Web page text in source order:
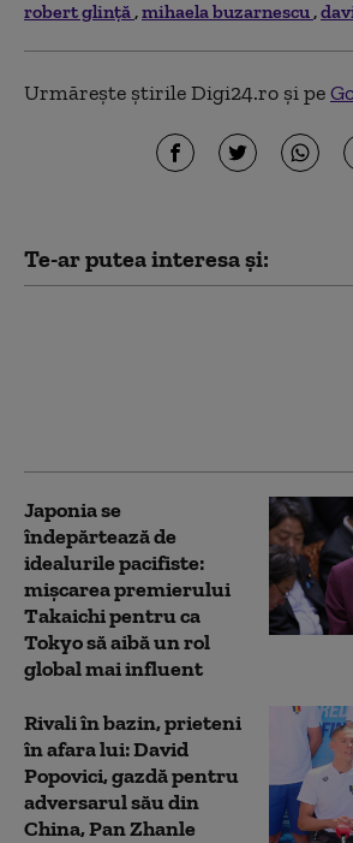
robert glinţă mihaela buzarnescu
Urmărește știrile Digi24.ro și pe
Te-ar putea interesa și:
Japonia se
îndepărtează de
idealurile pacifiste:
mișcarea premierului
Takaichi pentru ca
Tokyo să aibă un rol
global mai influent
Rivali în bazin, prieteni
în afara lui: David
Popovici, gazdă pentru
adversarul său din
China, Pan Zhanle